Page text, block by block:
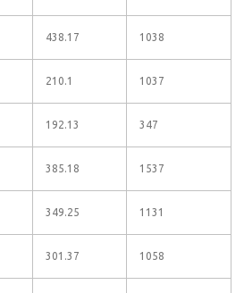
438.17 1038
210.1 1037
192.13 347
385.18 1537
349.25 1131
301.37 1058